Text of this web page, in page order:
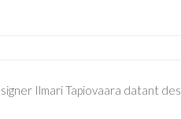
Ilmari Tapiovaara datant des